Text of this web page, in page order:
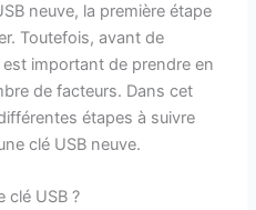
neuve, la première étape
Toutefois, avant de
important de prendre en
de facteurs. Dans cet
étapes à suivre
clé USB neuve.
clé USB ?